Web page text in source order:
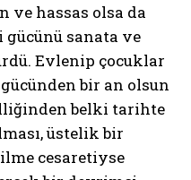
ve hassas olsa da
sanata ve
Evlenip çocuklar
bir an olsun
belki tarihte
üstelik bir
cesaretiyse